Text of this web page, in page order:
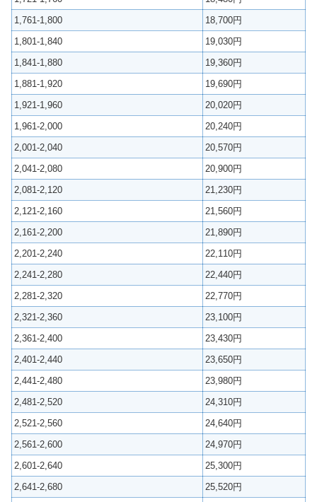
1,761-1,800
18,700円
1,801-1,840
19,030円
1,841-1,880
19,360円
1,881-1,920
19,690円
1,921-1,960
20,020円
1,961-2,000
20,240円
2,001-2,040
20,570円
2,041-2,080
20,900円
2,081-2,120
21,230円
2,121-2,160
21,560円
2,161-2,200
21,890円
2,201-2,240
22,110円
2,241-2,280
22,440円
2,281-2,320
22,770円
2,321-2,360
23,100円
2,361-2,400
23,430円
2,401-2,440
23,650円
2,441-2,480
23,980円
2,481-2,520
24,310円
2,521-2,560
24,640円
2,561-2,600
24,970円
2,601-2,640
25,300円
2,641-2,680
25,520円